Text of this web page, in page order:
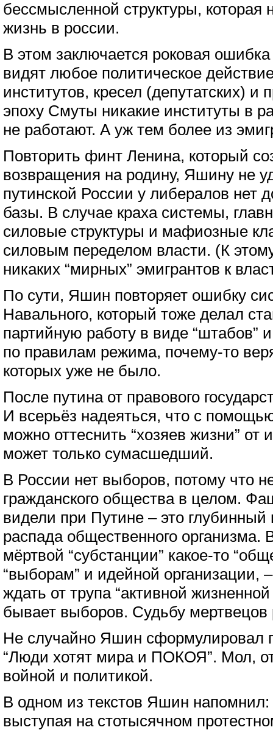
бессмысленной структуры, которая
жизнь в россии.
В этом заключается роковая ошибка
видят любое политическое
институтов, кресел (депутатских) и
эпоху Смуты никакие институты в
не работают. А уж тем более из
Повторить финт Ленина, который
возвращения на родину, Яшину не
путинской России у либералов нет
базы. В случае краха системы,
силовые структуры и мафиозные
силовым переделом власти. (К
никаких “мирных” эмигрантов к
По сути, Яшин повторяет ошибку
Навального, который тоже делал
партийную работу в виде “штабов”
по правилам режима, почему-то
которых уже не было.
После путина от правового
И всерьёз надеяться, что с
можно оттеснить “хозяев жизни” от
может только сумасшедший.
В России нет выборов, потому что
гражданского общества в целом.
видели при Путине – это глубинный
распада общественного организма.
мёртвой “субстанции” какое-то
“выборам” и идейной организации,
ждать от трупа “активной
бывает выборов. Судьбу
Не случайно Яшин сформулировал
“Люди хотят мира и ПОКОЯ”. Мол,
войной и политикой.
В одном из текстов Яшин напомнил:
выступая на стотысячном